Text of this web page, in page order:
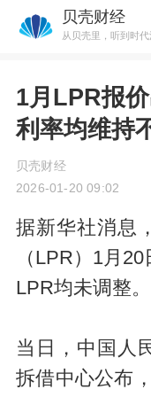
贝壳财经
从贝壳里，听到时
1月LPR报
利率均维持
贝壳财经
2026-01-20 09:02
据新华社消息
（LPR）1月
LPR均未调整。
当日，中国人
拆借中心公布